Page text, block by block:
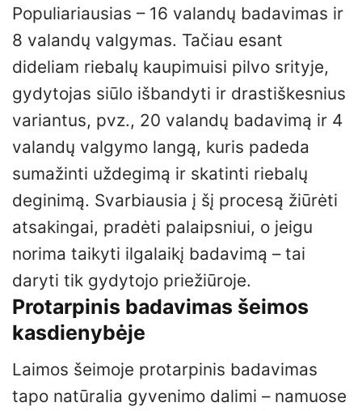
Populiariausias – 16 valandų badavimas ir
8 valandų valgymas. Tačiau esant
dideliam riebalų kaupimuisi pilvo srityje,
gydytojas siūlo išbandyti ir drastiškesnius
variantus, pvz., 20 valandų badavimą ir 4
valandų valgymo langą, kuris padeda
sumažinti uždegimą ir skatinti riebalų
deginimą. Svarbiausia į šį procesą žiūrėti
atsakingai, pradėti palaipsniui, o jeigu
norima taikyti ilgalaikį badavimą – tai
daryti tik gydytojo priežiūroje.
Protarpinis badavimas šeimos
kasdienybėje
Laimos šeimoje protarpinis badavimas
tapo natūralia gyvenimo dalimi – namuose